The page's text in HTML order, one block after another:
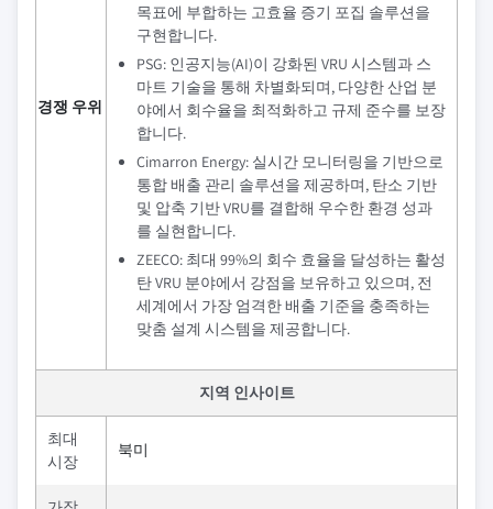
경쟁 우위
목표에 부합하는 고효율 증기 포집 솔루션을
구현합니다.
PSG: 인공지능(AI)이 강화된 VRU 시스템과 스
마트 기술을 통해 차별화되며, 다양한 산업 분
야에서 회수율을 최적화하고 규제 준수를 보장
합니다.
Cimarron Energy: 실시간 모니터링을 기반으로
통합 배출 관리 솔루션을 제공하며, 탄소 기반
및 압축 기반 VRU를 결합해 우수한 환경 성과
를 실현합니다.
ZEECO: 최대 99%의 회수 효율을 달성하는 활성
탄 VRU 분야에서 강점을 보유하고 있으며, 전
세계에서 가장 엄격한 배출 기준을 충족하는
맞춤 설계 시스템을 제공합니다.
지역 인사이트
최대
시장
북미